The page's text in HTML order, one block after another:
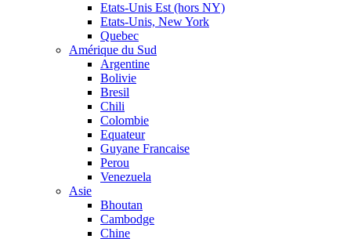
Etats-Unis Est (hors NY)
Etats-Unis, New York
Quebec
Amérique du Sud
Argentine
Bolivie
Bresil
Chili
Colombie
Equateur
Guyane Francaise
Perou
Venezuela
Asie
Bhoutan
Cambodge
Chine